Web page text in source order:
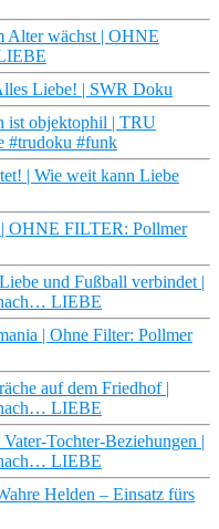
Alter wächst | OHNE
Liebe! | SWR Doku
ist objektophil | TRU
#trudoku #funk
| Wie weit kann Liebe
| OHNE FILTER: Pollmer
und Fußball verbindet |
LIEBE
| Ohne Filter: Pollmer
auf dem Friedhof |
LIEBE
Tochter-Beziehungen |
LIEBE
Helden – Einsatz fürs